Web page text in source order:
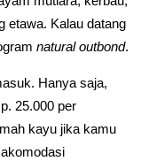
etawa. Kalau datang
natural outbond.
Hanya saja,
25.000 per
kayu jika kamu